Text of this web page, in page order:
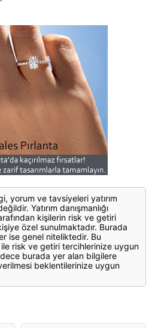
yorum ve tavsiyeleri yatırım
Yatırım danışmanlığı
kişilerin risk ve getiri
özel sunulmaktadır. Burada
ise genel niteliktedir. Bu
risk ve getiri tercihlerinize uygun
burada yer alan bilgilere
beklentilerinize uygun